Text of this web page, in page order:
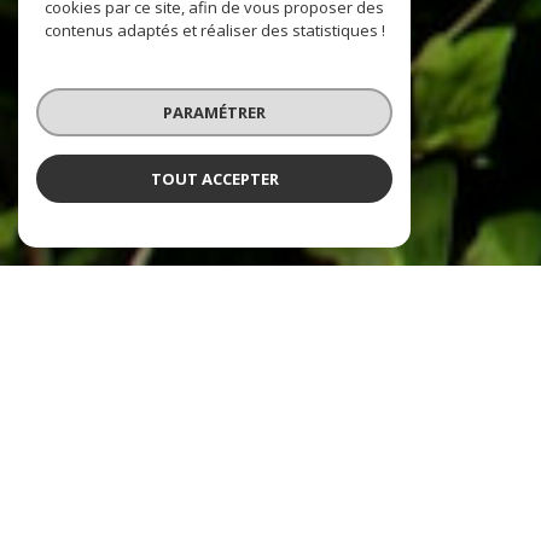
cookies par ce site, afin de vous proposer des
contenus adaptés et réaliser des statistiques !
PARAMÉTRER
TOUT ACCEPTER